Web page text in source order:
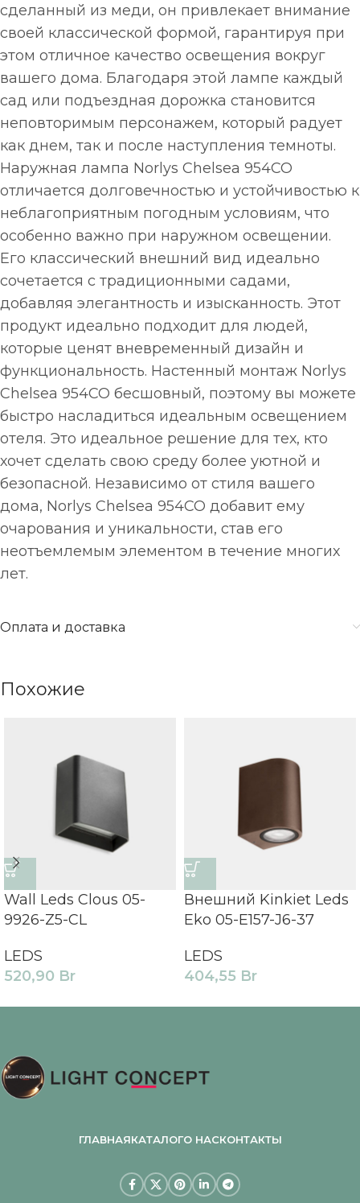
сделанный из меди, он привлекает внимание
своей классической формой, гарантируя при
этом отличное качество освещения вокруг
вашего дома. Благодаря этой лампе каждый
сад или подъездная дорожка становится
неповторимым персонажем, который радует
как днем, так и после наступления темноты.
Наружная лампа Norlys Chelsea 954CO
отличается долговечностью и устойчивостью к
неблагоприятным погодным условиям, что
особенно важно при наружном освещении.
Его классический внешний вид идеально
сочетается с традиционными садами,
добавляя элегантность и изысканность. Этот
продукт идеально подходит для людей,
которые ценят вневременный дизайн и
функциональность. Настенный монтаж Norlys
Chelsea 954CO бесшовный, поэтому вы можете
быстро насладиться идеальным освещением
отеля. Это идеальное решение для тех, кто
хочет сделать свою среду более уютной и
безопасной. Независимо от стиля вашего
дома, Norlys Chelsea 954CO добавит ему
очарования и уникальности, став его
неотъемлемым элементом в течение многих
лет.
Оплата и доставка
Похожие
Wall Leds Clous 05-
9926-Z5-CL
LEDS
520,90 Br
Внешний Kinkiet Leds
Eko 05-E157-J6-37
LEDS
404,55 Br
ГЛАВНАЯКАТАЛОГО НАСКОНТАКТЫ